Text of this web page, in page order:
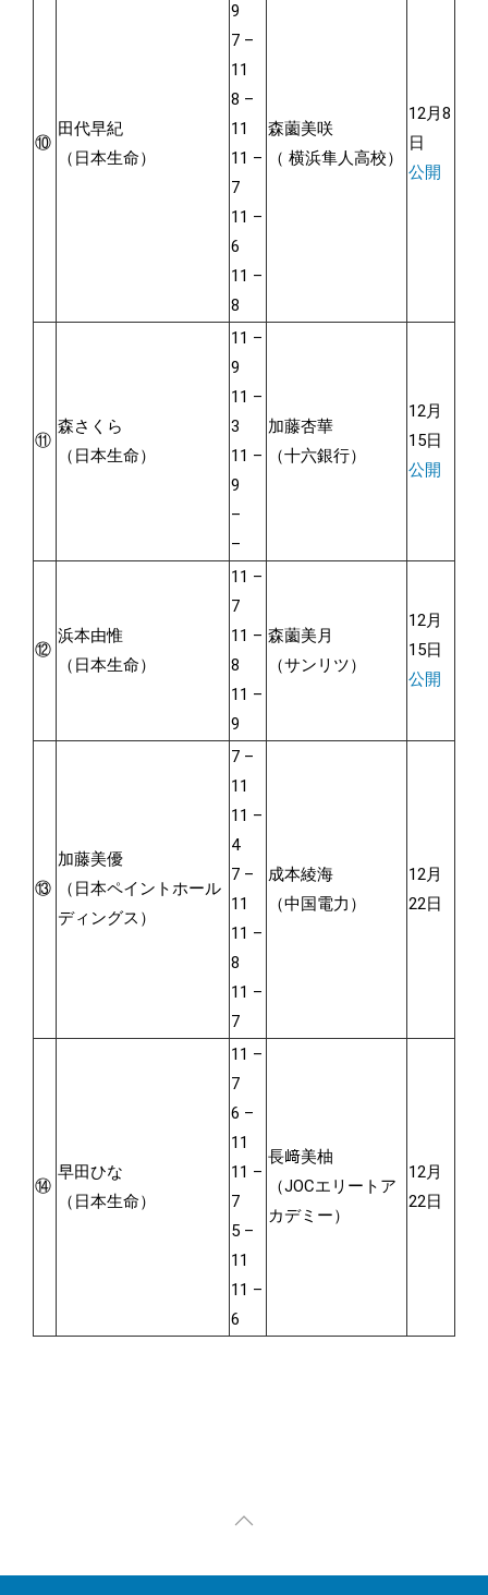
⑩
田代早紀
（日本生命）
9
7 –
11
8 –
11
11 –
7
11 –
6
11 –
8
森薗美咲
（ 横浜隼人高校）
12月8
日
公開
⑪
森さくら
（日本生命）
11 –
9
11 –
3
11 –
9
–
–
加藤杏華
（十六銀行）
12月
15日
公開
⑫
浜本由惟
（日本生命）
11 –
7
11 –
8
11 –
9
森薗美月
（サンリツ）
12月
15日
公開
⑬
加藤美優
（日本ペイントホール
ディングス）
7 –
11
11 –
4
7 –
11
11 –
8
11 –
7
成本綾海
（中国電力）
12月
22日
⑭
早田ひな
（日本生命）
11 –
7
6 –
11
11 –
7
5 –
11
11 –
6
長﨑美柚
（JOCエリートア
カデミー）
12月
22日